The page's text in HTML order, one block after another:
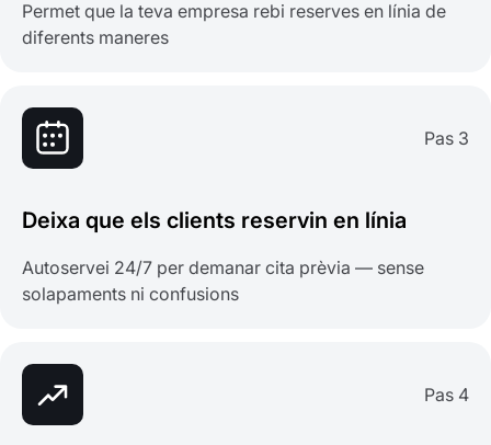
Permet que la teva empresa rebi reserves en línia de
diferents maneres
Pas 3
Deixa que els clients reservin en línia
Autoservei 24/7 per demanar cita prèvia — sense
solapaments ni confusions
Pas 4